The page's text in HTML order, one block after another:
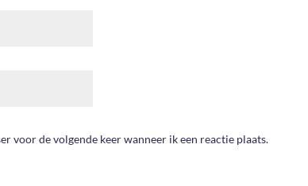
voor de volgende keer wanneer ik een reactie plaats.